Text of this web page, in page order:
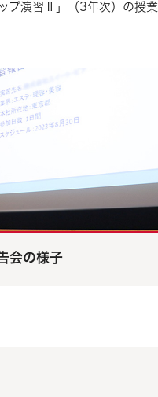
プ演習Ⅱ」（3年次）の授業
会の様子